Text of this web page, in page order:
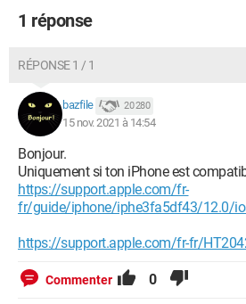
1 réponse
RÉPONSE 1 / 1
bazfile 20 280
15 nov. 2021 à 14:54
Bonjour.
Uniquement si ton iPhone est
https://support.apple.com/fr-
fr/guide/iphone/iphe3fa5df43/12.0/
https://support.apple.com/fr-fr/
Commenter 0